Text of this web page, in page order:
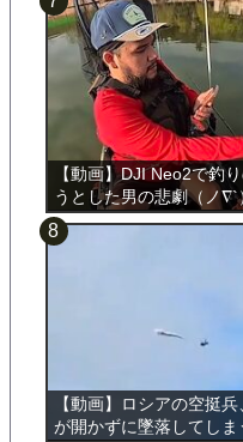
【動画】DJI Neo2で釣
うとした男の悲劇（ノ∇`
【動画】ロシアの空挺
が開かずに墜落してしま